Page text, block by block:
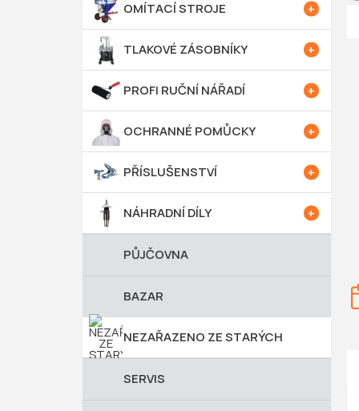
OMÍTACÍ STROJE
TLAKOVÉ ZÁSOBNÍKY
PROFI RUČNÍ NÁŘADÍ
OCHRANNÉ POMŮCKY
PŘÍSLUŠENSTVÍ
NÁHRADNÍ DÍLY
PŮJČOVNA
BAZAR
NEZAŘAZENO ZE STARÝCH
SERVIS